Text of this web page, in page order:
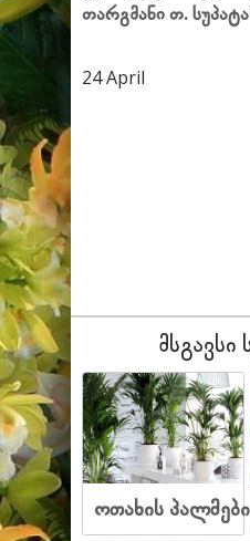
თარგმანი თ.
24 April
მსგავსი
ოთახის პალმები